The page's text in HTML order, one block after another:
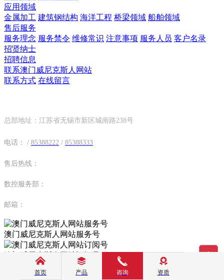
应用领域
金属加工 建筑钢结构 海洋工程 桥梁领域 船舶领域
售后服务
服务理念 服务禁令 维修常识 注意事项 服务人员 客户名录
招贤纳士
招聘信息
联系澳门威尼克斯人网站
联系方式 在线留言
总部地址：江苏省无锡市新区城南路238号
电话： / 85388222 / 85388333
售后热线：
数控服务部：
邮箱：
澳门威尼克斯人网站服务号
澳门威尼克斯人网站订阅号
COPYRIGHT © 2022 无锡澳门威尼克斯人网站科技集团有限
首页 产品 咨询 资质